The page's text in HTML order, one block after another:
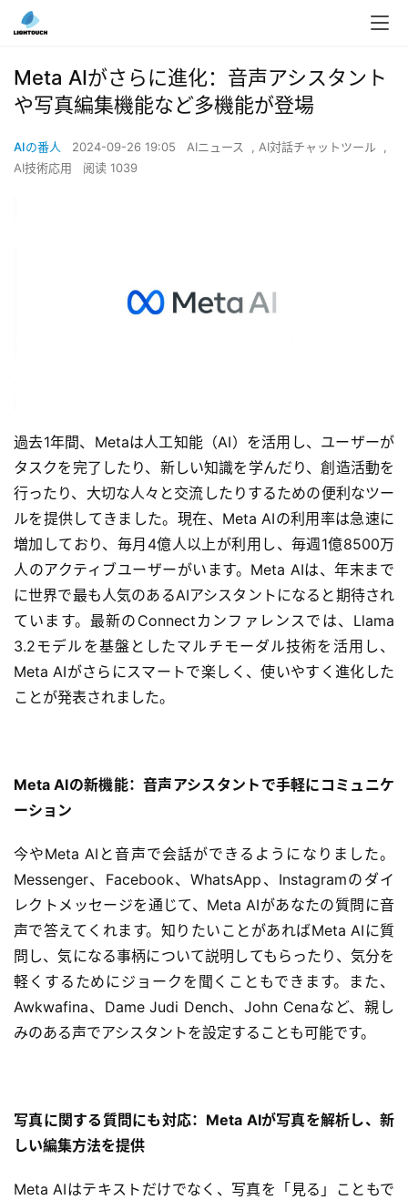
Meta AIがさらに進化：音声アシスタント
や写真編集機能など多機能が登場
AIの番人 2024-09-26 19:05 AIニュース , AI対話チャットツール
,
AI技術応用
阅读 1039
過去1年間、Metaは人工知能（AI）を活用し、ユーザーが
タスクを完了したり、新しい知識を学んだり、創造活動を
行ったり、大切な人々と交流したりするための便利なツー
ルを提供してきました。現在、Meta AIの利用率は急速に
増加しており、毎月4億人以上が利用し、毎週1億8500万
人のアクティブユーザーがいます。Meta AIは、年末まで
に世界で最も人気のあるAIアシスタントになると期待され
ています。最新のConnectカンファレンスでは、Llama
3.2モデルを基盤としたマルチモーダル技術を活用し、
Meta AIがさらにスマートで楽しく、使いやすく進化した
ことが発表されました。
Meta AIの新機能：音声アシスタントで手軽にコミュニケ
ーション
今やMeta AIと音声で会話ができるようになりました。
Messenger、Facebook、WhatsApp、Instagramのダイ
レクトメッセージを通じて、Meta AIがあなたの質問に音
声で答えてくれます。知りたいことがあればMeta AIに質
問し、気になる事柄について説明してもらったり、気分を
軽くするためにジョークを聞くこともできます。また、
Awkwafina、Dame Judi Dench、John Cenaなど、親し
みのある声でアシスタントを設定することも可能です。
写真に関する質問にも対応：Meta AIが写真を解析し、新
しい編集方法を提供
Meta AIはテキストだけでなく、写真を「見る」こともで